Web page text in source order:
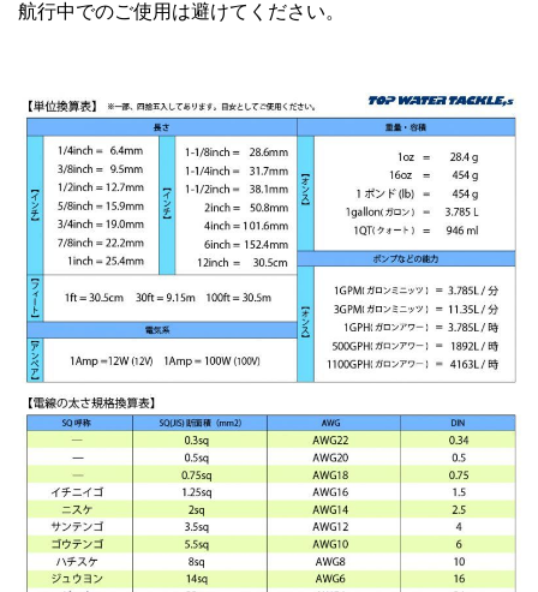
航行中でのご使用は避けてください。